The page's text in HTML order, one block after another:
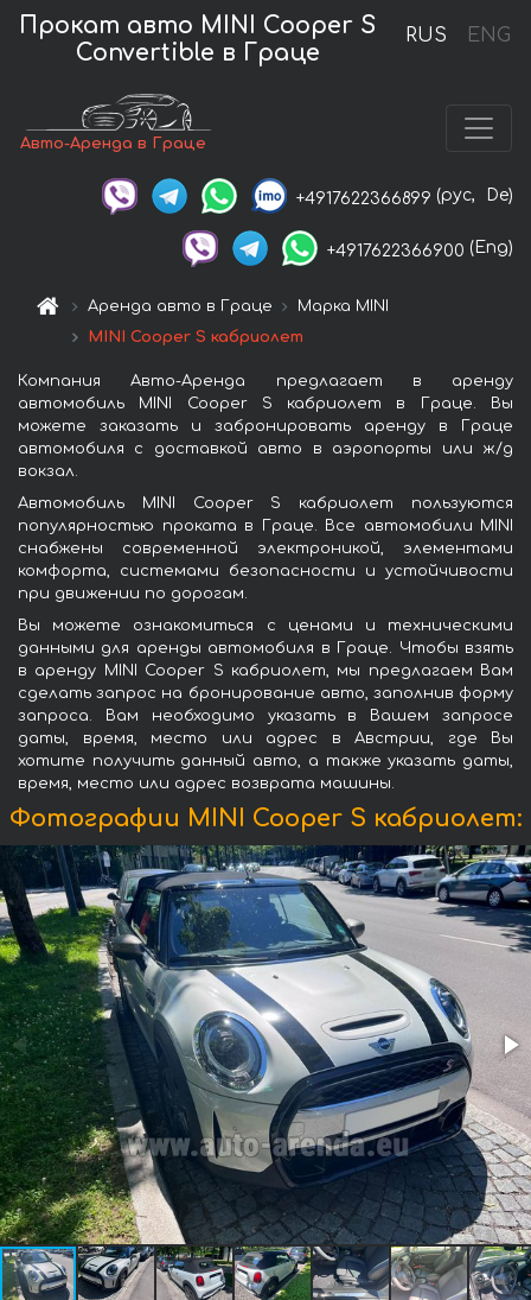
RUS ENG
Прокат авто MINI Cooper S
Convertible в Граце
Авто-Аренда в Граце
+4917622366899 (рус, De)
+4917622366900 (Eng)
Аренда авто в Граце
Марка MINI
MINI Cooper S кабриолет
Компания Авто-Аренда предлагает в аренду
автомобиль MINI Cooper S кабриолет в Граце. Вы
можете заказать и забронировать аренду в Граце
автомобиля с доставкой авто в аэропорты или ж/д
вокзал.
Автомобиль MINI Cooper S кабриолет пользуются
популярностью проката в Граце. Все автомобили MINI
снабжены современной электроникой, элементами
комфорта, системами безопасности и устойчивости
при движении по дорогам.
Вы можете ознакомиться с ценами и техническими
данными для аренды автомобиля в Граце. Чтобы взять
в аренду MINI Cooper S кабриолет, мы предлагаем Вам
сделать запрос на бронирование авто, заполнив форму
запроса. Вам необходимо указать в Вашем запросе
даты, время, место или адрес в Австрии, где Вы
хотите получить данный авто, а также указать даты,
время, место или адрес возврата машины.
Фотографии MINI Cooper S кабриолет: